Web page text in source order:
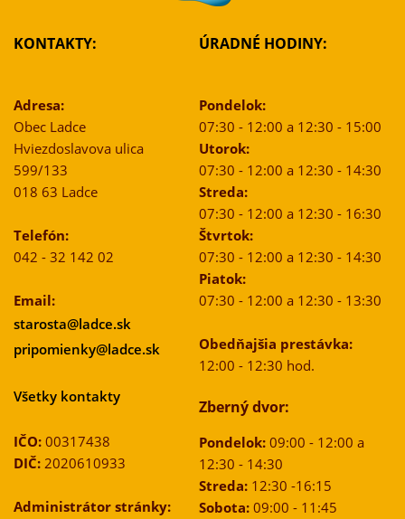
KONTAKTY:
Adresa:
Obec Ladce
Hviezdoslavova ulica
599/133
018 63 Ladce
Telefón:
042 - 32 142 02
Email:
starosta@ladce.sk
pripomienky@ladce.sk
Všetky kontakty
IČO: 00317438
DIČ: 2020610933
Administrátor stránky:
ÚRADNÉ HODINY:
Pondelok:
07:30 - 12:00 a 12:30 - 15:00
Utorok:
07:30 - 12:00 a 12:30 - 14:30
Streda:
07:30 - 12:00 a 12:30 - 16:30
Štvrtok:
07:30 - 12:00 a 12:30 - 14:30
Piatok:
07:30 - 12:00 a 12:30 - 13:30
Obedňajšia prestávka:
12:00 - 12:30 hod.
Zberný dvor:
Pondelok:09:00 - 12:00 a
12:30 - 14:30
Streda:12:30 -16:15
Sobota:09:00 - 11:45